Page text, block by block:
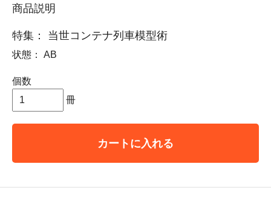
商品説明
特集： 当世コンテナ列車模型術
状態： AB
個数
冊
カートに入れる